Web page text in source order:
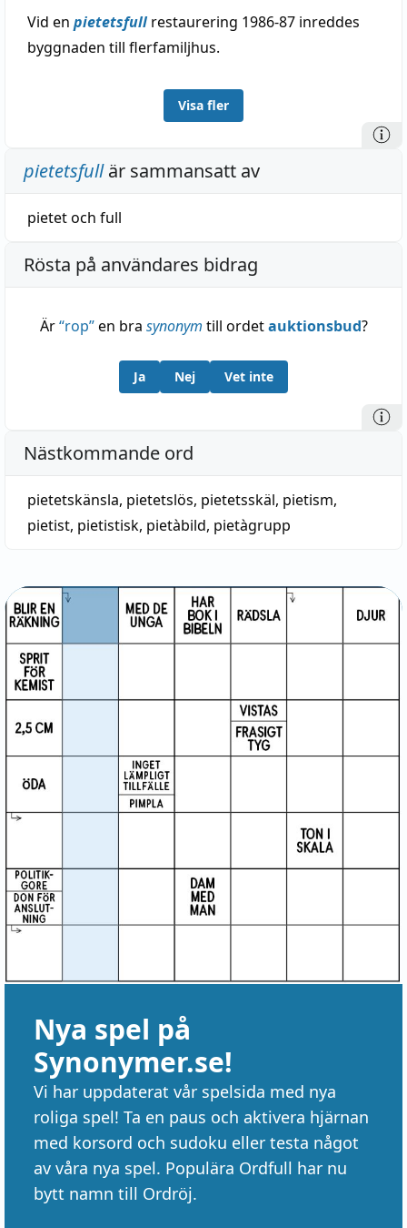
Vid en pietetsfullrestaurering 1986-87 inreddes
byggnaden till flerfamiljhus.
Visa fler
pietetsfullär sammansatt av
pietetoch full
Rösta på användares bidrag
Är“rop”en bra synonym till ordetauktionsbud?
Ja Nej Vet inte
Nästkommande ord
pietetskänsla, pietetslös, pietetsskäl, pietism,
pietist, pietistisk, pietàbild, pietàgrupp
Nya spel på
Synonymer.se!
Vi har uppdaterat vår spelsida med nya
roliga spel! Ta en paus och aktivera hjärnan
med korsord och sudoku eller testa något
av våra nya spel. Populära Ordfull har nu
bytt namn till Ordröj.